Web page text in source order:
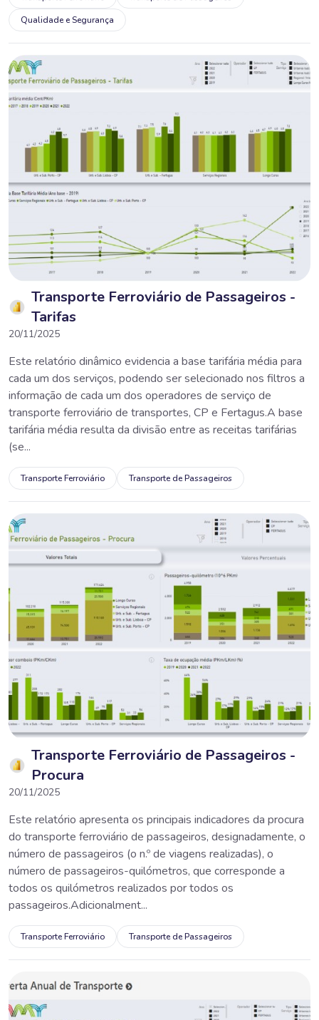
Qualidade e Segurança
Transporte Ferroviário de Passageiros -
Tarifas
20/11/2025
Este relatório dinâmico evidencia a base tarifária média para
cada um dos serviços, podendo ser selecionado nos filtros a
informação de cada um dos operadores de serviço de
transporte ferroviário de transportes, CP e Fertagus.A base
tarifária média resulta da divisão entre as receitas tarifárias
(se...
Transporte Ferroviário Transporte de Passageiros
Transporte Ferroviário de Passageiros -
Procura
20/11/2025
Este relatório apresenta os principais indicadores da procura
do transporte ferroviário de passageiros, designadamente, o
número de passageiros (o n.º de viagens realizadas), o
número de passageiros-quilómetros, que corresponde a
todos os quilómetros realizados por todos os
passageiros.Adicionalment...
Transporte Ferroviário Transporte de Passageiros